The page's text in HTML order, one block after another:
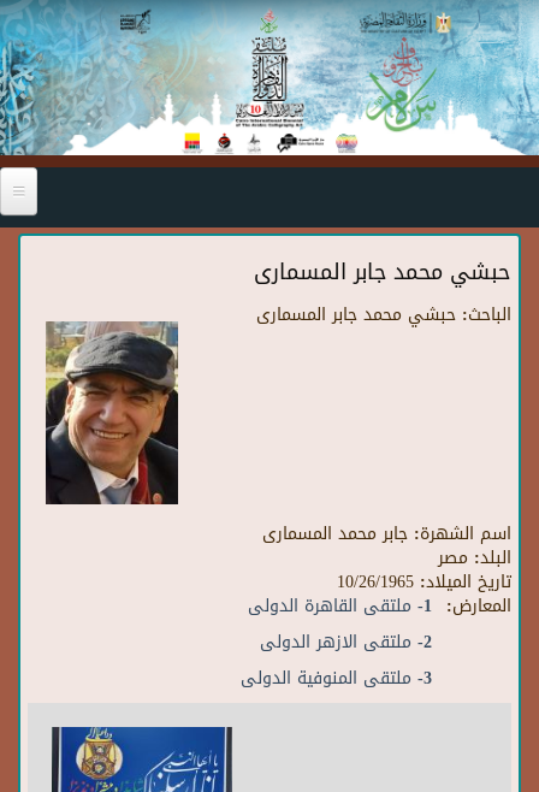
Skip to main content
حبشي محمد جابر المسمارى
الباحث: حبشي محمد جابر المسمارى
اسم الشهرة: جابر محمد المسمارى
البلد: مصر
تاريخ الميلاد: 10/26/1965
المعارض: 1- ملتقى القاهرة الدولى
2- ملتقى الازهر الدولى
3- ملتقى المنوفية الدولى